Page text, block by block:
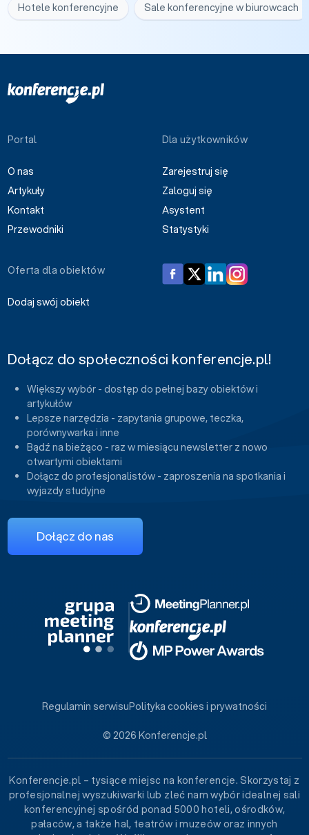
Hotele konferencyjne Sale konferencyjne w biurowcach
Portal
O nas
Artykuły
Kontakt
Przewodniki
Dla użytkowników
Zarejestruj się
Zaloguj się
Asystent
Statystyki
Oferta dla obiektów
Dodaj swój obiekt
Dołącz do społeczności konferencje.pl!
Większy wybór - dostęp do pełnej bazy obiektów i
artykułów
Lepsze narzędzia - zapytania grupowe, teczka,
porównywarka i inne
Bądź na bieżąco - raz w miesiącu newsletter z nowo
otwartymi obiektami
Dołącz do profesjonalistów - zaproszenia na spotkania i
wyjazdy studyjne
Dołącz do nas
© 2026 Konferencje.pl
Regulamin serwisuPolityka cookies i prywatności
Konferencje.pl – tysiące miejsc na konferencje. Skorzystaj z
profesjonalnej wyszukiwarki lub zleć nam wybór idealnej sali
konferencyjnej spośród ponad 5000 hoteli, ośrodków,
pałaców, a także hal, teatrów i muzeów oraz innych